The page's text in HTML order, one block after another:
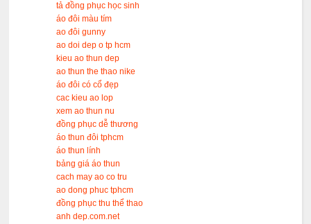
tả đồng phục học sinh
áo đôi màu tím
ao đôi gunny
ao doi dep o tp hcm
kieu ao thun dep
ao thun the thao nike
áo đôi có cổ đẹp
cac kieu ao lop
xem ao thun nu
đồng phục dễ thương
áo thun đôi tphcm
áo thun lính
bảng giá áo thun
cach may ao co tru
ao dong phuc tphcm
đồng phục thu thể thao
anh dep.com.net